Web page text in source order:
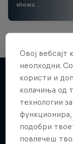
shows …
Повеќе
Овој вебсајт
неопходни.
користи и
колачиња од
технологии
подобри
повлечеш